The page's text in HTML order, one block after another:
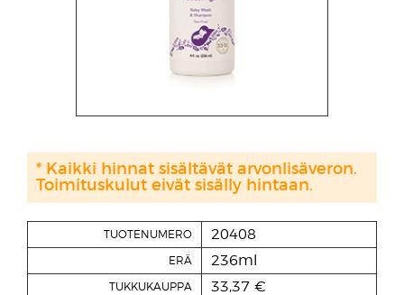
TUOTENUMERO 20408
ERÄ 236ml
TUKKUKAUPPA 33,37 €
* Kaikki hinnat sisältävät arvonlisäveron.
Toimituskulut eivät sisälly hintaan.